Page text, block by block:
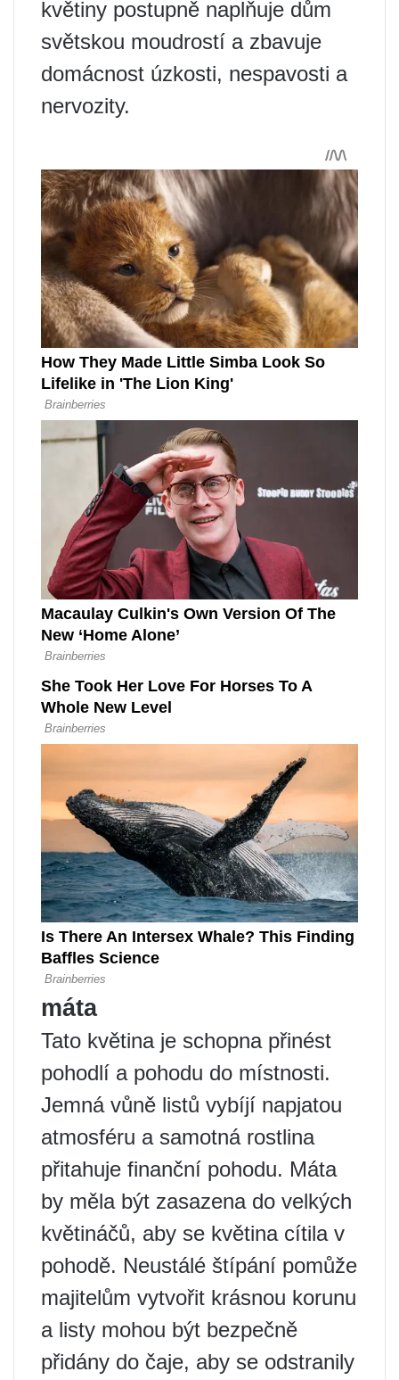
květiny postupně naplňuje dům
světskou moudrostí a zbavuje
domácnost úzkosti, nespavosti a
nervozity.
máta
Tato květina je schopna přinést
pohodlí a pohodu do místnosti.
Jemná vůně listů vybíjí napjatou
atmosféru a samotná rostlina
přitahuje finanční pohodu. Máta
by měla být zasazena do velkých
květináčů, aby se květina cítila v
pohodě. Neustálé štípání pomůže
majitelům vytvořit krásnou korunu
a listy mohou být bezpečně
přidány do čaje, aby se odstranily